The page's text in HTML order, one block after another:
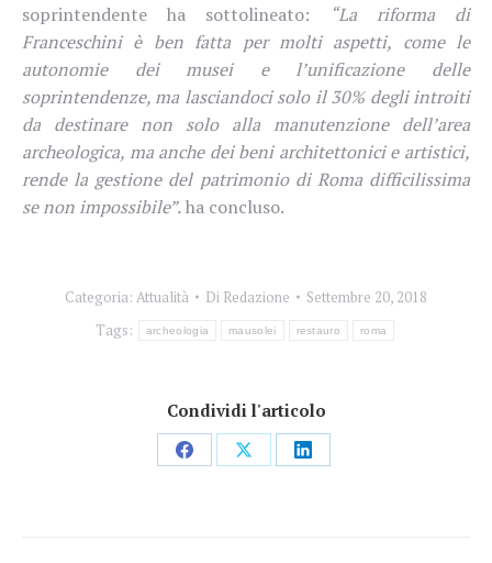
soprintendente ha sottolineato:
“La riforma di
Franceschini è ben fatta per molti aspetti, come le
autonomie dei musei e l’unificazione delle
soprintendenze, ma lasciandoci solo il 30% degli introiti
da destinare non solo alla manutenzione dell’area
archeologica, ma anche dei beni architettonici e artistici,
rende la gestione del patrimonio di Roma difficilissima
se non impossibile”.ha concluso.
Categoria: Attualità Di Redazione
Settembre 20, 2018
Tags:
archeologia mausolei restauro roma
Condividi l'articolo
CondividiCondividiCondividi